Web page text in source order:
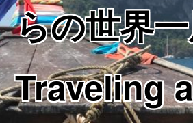
らの世界
Traveling